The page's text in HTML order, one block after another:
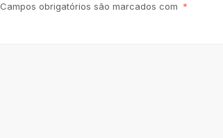
Campos obrigatórios são marcados com *